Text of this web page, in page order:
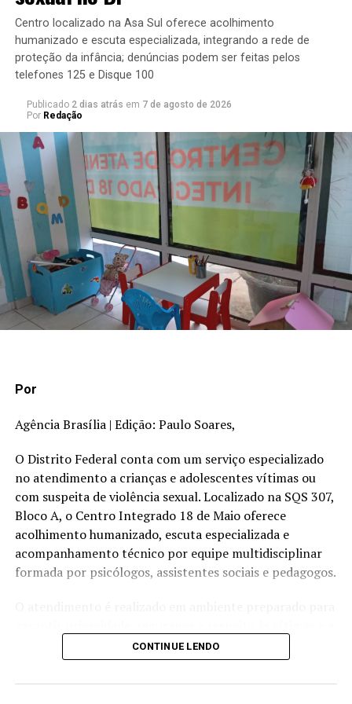
Agência CLDF
TÓPICOS RELACIONADOS:
A SEGUIR
525 anos após chegada dos portugueses, cruz da
primeira missa no Brasil marca presença na Catedral de
Davi decreta luto oficial de sete dias no Senado, em
Centro localizado na Asa Sul oferece acolhimento
humanizado e escuta especializada, integrando a rede de
proteção da infância; denúncias podem ser feitas pelos
telefones 125 e Disque 100
Publicado 2 dias atrás em 7 de agosto de 2026
Por Redação
Por
Agência Brasília | Edição: Paulo Soares,
O Distrito Federal conta com um serviço especializado
no atendimento a crianças e adolescentes vítimas ou
com suspeita de violência sexual. Localizado na SQS 307,
Bloco A, o Centro Integrado 18 de Maio oferece
acolhimento humanizado, escuta especializada e
acompanhamento técnico por equipe multidisciplinar
formada por psicólogos, assistentes sociais e pedagogos.
seus familiares. Um dos principais diferenciais do serviço
é a escuta especializada, procedimento previsto na Lei
nº 13.431/2017, que busca evitar a revitimização de
CONTINUE LENDO